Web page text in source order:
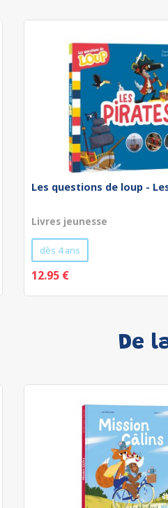
Les questions de loup -
Livres jeunesse
dès 4 ans
12.95 €
De